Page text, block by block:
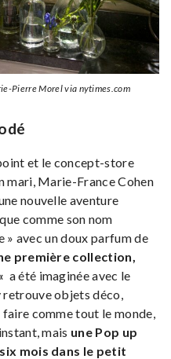
Pierre Morel via nytimes.com
et le concept-store
mari, Marie-France Cohen
nouvelle aventure
comme son nom
» avec un doux parfum de
première collection,
a été imaginée avec le
retrouve objets déco,
comme tout le monde,
mais une Pop up
mois dans le petit